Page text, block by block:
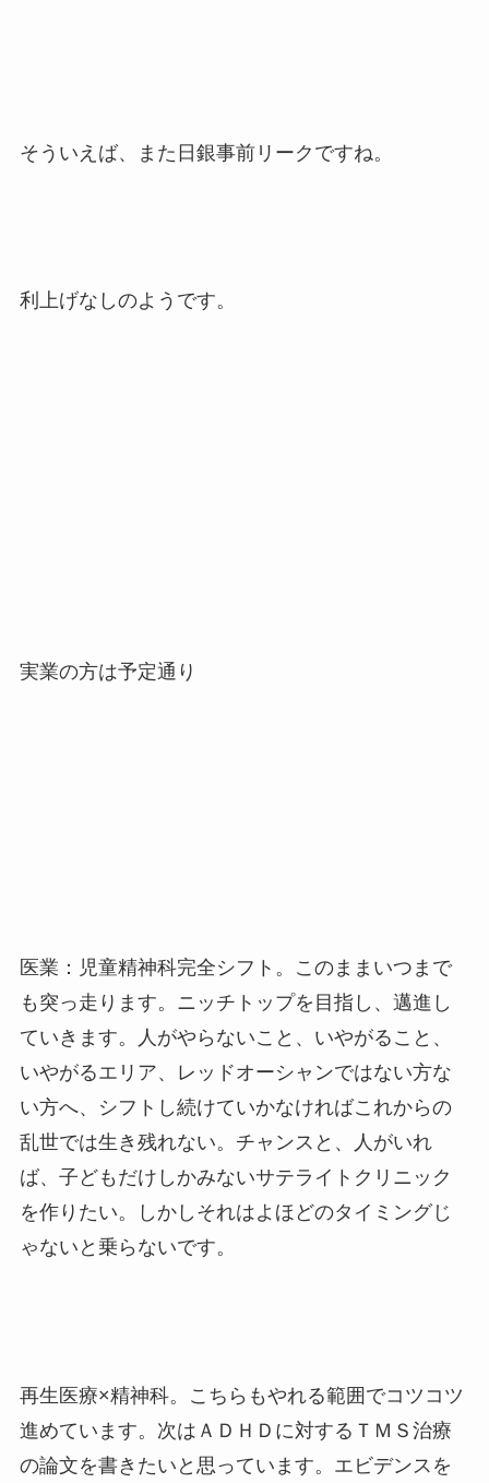
そういえば、また日銀事前リークですね。
利上げなしのようです。
実業の方は予定通り
医業：児童精神科完全シフト。このままいつまで
も突っ走ります。ニッチトップを目指し、邁進し
ていきます。人がやらないこと、いやがること、
いやがるエリア、レッドオーシャンではない方な
い方へ、シフトし続けていかなければこれからの
乱世では生き残れない。チャンスと、人がいれ
ば、子どもだけしかみないサテライトクリニック
を作りたい。しかしそれはよほどのタイミングじ
ゃないと乗らないです。
再生医療×精神科。こちらもやれる範囲でコツコツ
進めています。次はＡＤＨＤに対するＴＭＳ治療
の論文を書きたいと思っています。エビデンスを